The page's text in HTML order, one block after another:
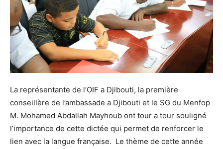
La représentante de l’OIF a Djibouti, la première
conseillère de l’ambassade a Djibouti et le SG du Menfop
M. Mohamed Abdallah Mayhoub ont tour a tour souligné
l’importance de cette dictée qui permet de renforcer le
lien avec la langue française. Le thème de cette année